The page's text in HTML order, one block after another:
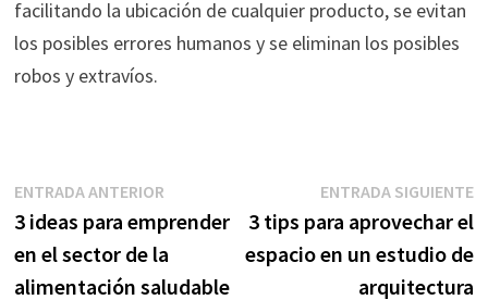
facilitando la ubicación de cualquier producto, se evitan
los posibles errores humanos y se eliminan los posibles
robos y extravíos.
Navegación
de
entradas
ENTRADA ANTERIOREntrada
anterior:
3 ideas para emprender
en el sector de la
alimentación saludable
ENTRADA SIGUIENTE
3 tips para aprovechar el
espacio en un estudio de
arquitectura